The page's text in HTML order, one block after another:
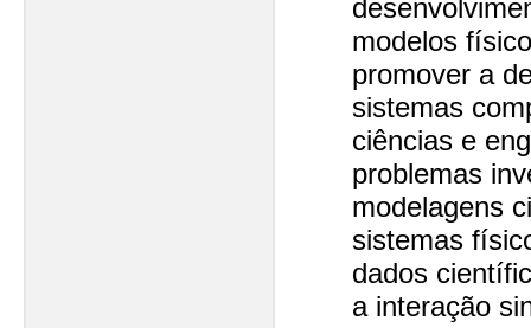
modelos
promover a
sistemas
ciências e
problemas
modelagens
sistemas
dados
a interação